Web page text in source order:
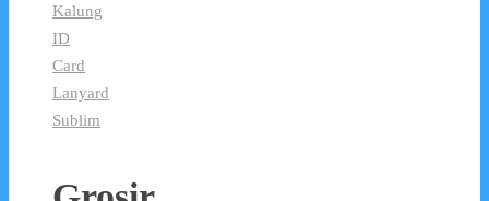
Kalung
ID
Card
Lanyard
Sublim